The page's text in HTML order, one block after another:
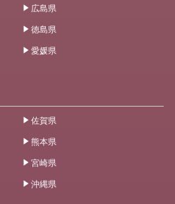
広島県
徳島県
愛媛県
佐賀県
熊本県
宮崎県
沖縄県